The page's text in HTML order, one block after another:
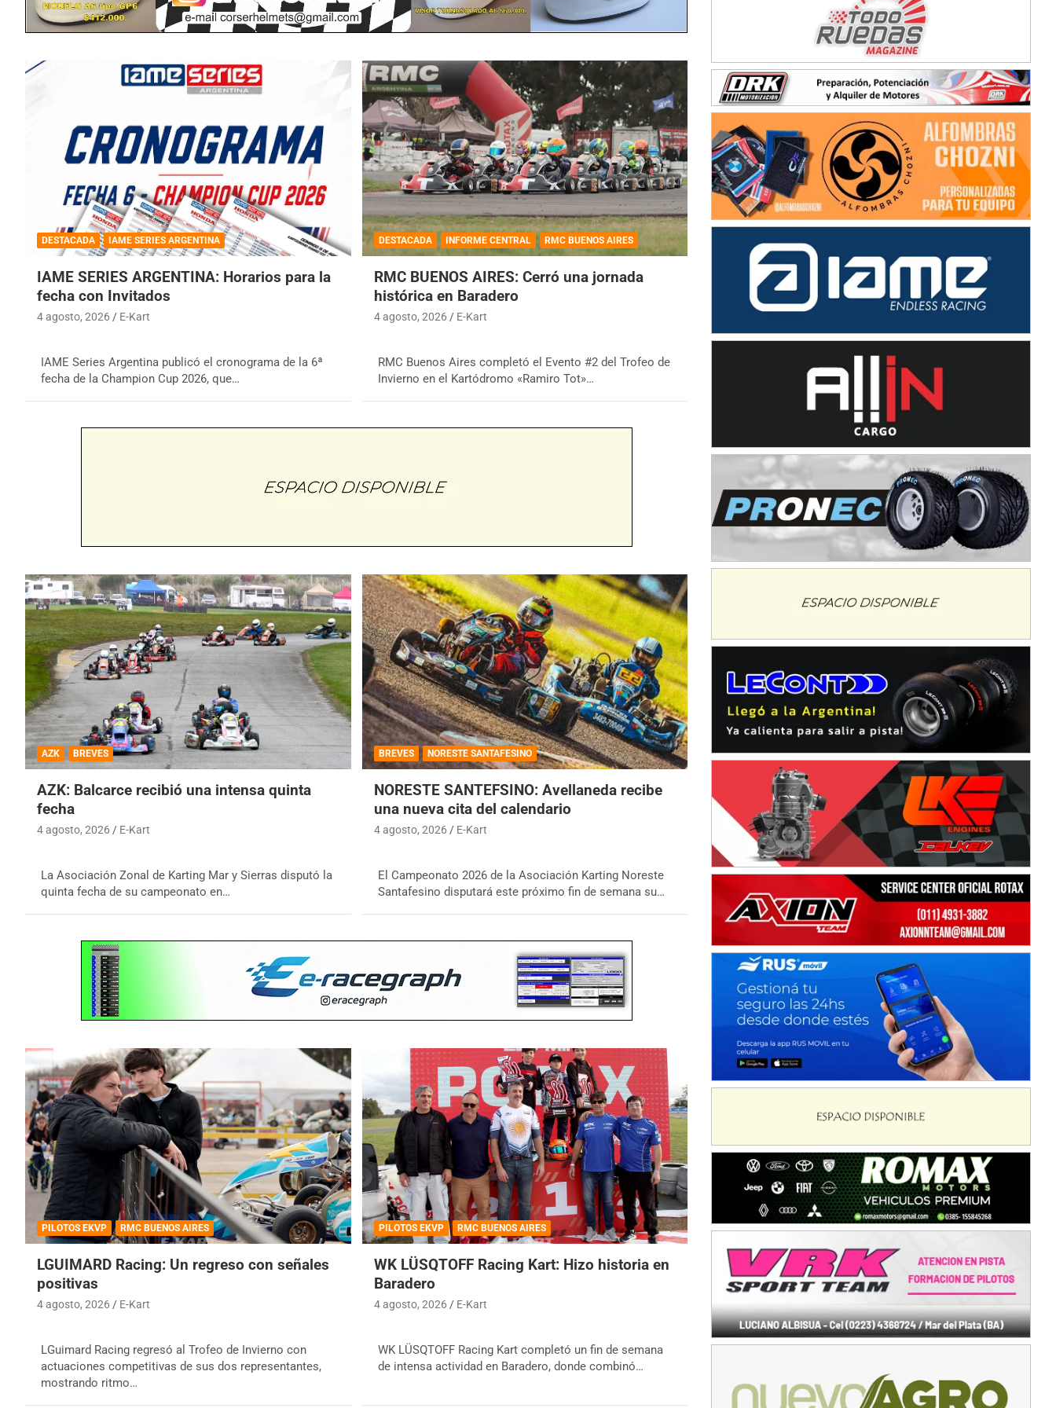
DESTACADA IAME SERIES ARGENTINA
IAME SERIES ARGENTINA: Horarios para la
fecha con Invitados
4 agosto, 2026 E-Kart
IAME Series Argentina publicó el cronograma de la 6ª
fecha de la Champion Cup 2026, que…
DESTACADA INFORME CENTRAL RMC BUENOS AIRES
RMC BUENOS AIRES: Cerró una jornada
histórica en Baradero
4 agosto, 2026 E-Kart
RMC Buenos Aires completó el Evento #2 del Trofeo de
Invierno en el Kartódromo «Ramiro Tot»…
AZK BREVES
AZK: Balcarce recibió una intensa quinta
fecha
4 agosto, 2026 E-Kart
La Asociación Zonal de Karting Mar y Sierras disputó la
quinta fecha de su campeonato en…
BREVES NORESTE SANTAFESINO
NORESTE SANTEFSINO: Avellaneda recibe
una nueva cita del calendario
4 agosto, 2026 E-Kart
El Campeonato 2026 de la Asociación Karting Noreste
Santafesino disputará este próximo fin de semana su…
PILOTOS EKVP RMC BUENOS AIRES
LGUIMARD Racing: Un regreso con señales
positivas
4 agosto, 2026 E-Kart
LGuimard Racing regresó al Trofeo de Invierno con
actuaciones competitivas de sus dos representantes,
mostrando ritmo…
PILOTOS EKVP RMC BUENOS AIRES
WK LÜSQTOFF Racing Kart: Hizo historia en
Baradero
4 agosto, 2026 E-Kart
WK LÜSQTOFF Racing Kart completó un fin de semana
de intensa actividad en Baradero, donde combinó…
Ciudad de Trenque Lauquen (Asfalto)
ENTRERRIANO - F6 (POSTERGADA)
Parque de la Velocidad (Asfalto)
VICTORIENSE - F7
El Cerro (Tierra)
Victoria (Entre Ríos)
PATAGONICO - F6
Moto Club Reginense (Tierra)
CSK - F7
Juventud Unida (Tierra)
Humboldt (Santa Fe)
Ciudad de Avellaneda (Asfalto)
SUR SANTAFESINO - F4
TUCUMANO - F5
Juan Navarro (Asfalto)
El Timbó (Tucumán)